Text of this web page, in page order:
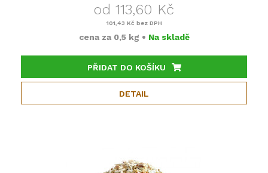
od 113,60 Kč
101,43 Kč bez DPH
cena za 0,5 kg • Na skladě
PŘIDAT DO KOŠÍKU
DETAIL